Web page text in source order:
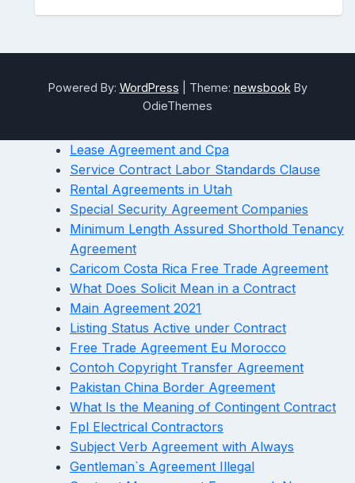
Powered By: WordPress Theme: newsbook By
OdieThemes
Lease Agreement and Cpa
Service Contract Labor Standards Clause
Rental Agreements in Utah
Special Security Agreement Companies
Minimum Length Assured Shorthold Tenancy
Agreement
Caricom Costa Rica Free Trade Agreement
What Does Solicit Mean in a Contract
Main Agreement 2021
Listing Status Active under Contract
Free Trade Agreement Eu Morocco
Contoh Copyright Transfer Agreement
Pakistan China Border Agreement
What Is the Meaning of Contingent Contract
Fpl Electrical Contractors
Subject Verb Agreement with Always
Gentleman`s Agreement Illegal